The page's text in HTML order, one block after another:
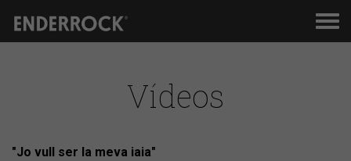
Vídeos
"Jo vull ser la meva iaia"